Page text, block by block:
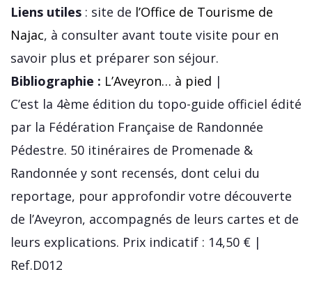
Liens utiles : site de l’Office de Tourisme de
Najac, à consulter avant toute visite pour en
savoir plus et préparer son séjour.
Bibliographie : L’Aveyron… à pied |
C’est la 4ème édition du topo-guide officiel édité
par la Fédération Française de Randonnée
Pédestre. 50 itinéraires de Promenade &
Randonnée y sont recensés, dont celui du
reportage, pour approfondir votre découverte
de l’Aveyron, accompagnés de leurs cartes et de
leurs explications. Prix indicatif : 14,50 € |
Ref.D012